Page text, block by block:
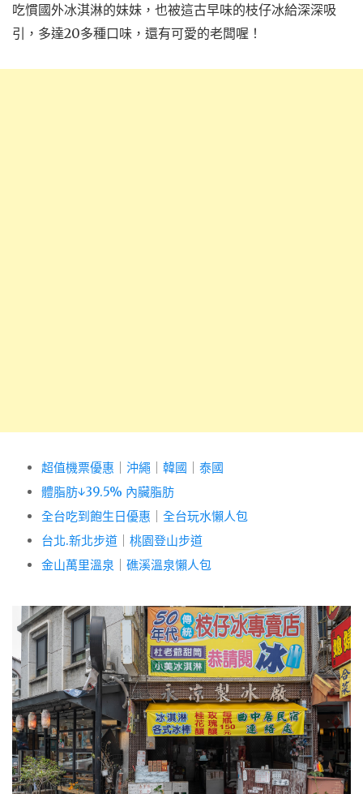
吃慣國外冰淇淋的妹妹，也被這古早味的枝仔冰給深深吸
引，多達20多種口味，還有可愛的老闆喔！
超值機票優惠 沖繩 韓國
泰國
體脂肪↓39.5% 內臟脂肪
全台吃到飽生日優惠
全台玩水懶人包
台北.新北步道
桃園登山步道
金山萬里溫泉
礁溪溫泉懶人包